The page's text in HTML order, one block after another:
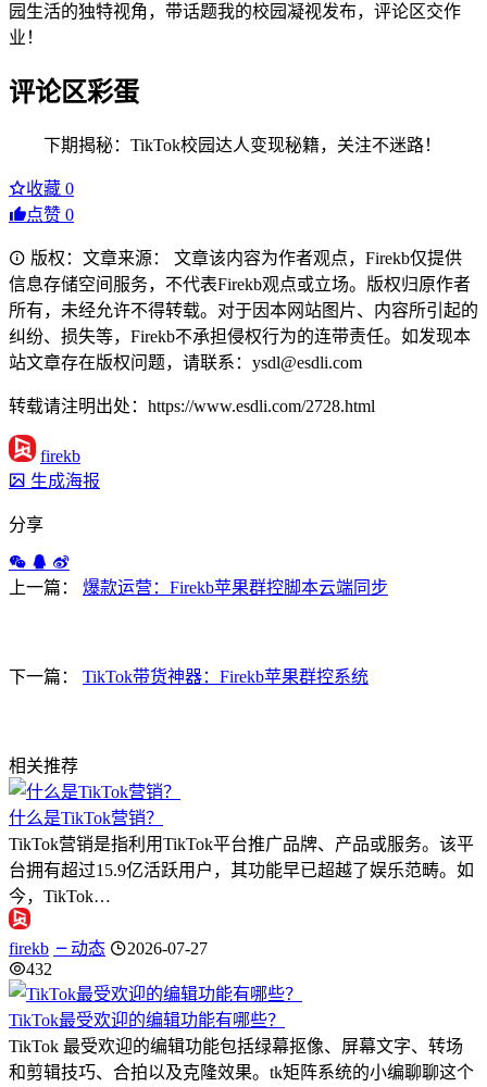
园生活的独特视角，带话题我的校园凝视发布，评论区交作
业！
评论区彩蛋
下期揭秘：TikTok校园达人变现秘籍，关注不迷路！
收藏 0
点赞 0
版权：文章来源： 文章该内容为作者观点，Firekb仅提供
信息存储空间服务，不代表Firekb观点或立场。版权归原作者
所有，未经允许不得转载。对于因本网站图片、内容所引起的
纠纷、损失等，Firekb不承担侵权行为的连带责任。如发现本
站文章存在版权问题，请联系：ysdl@esdli.com
转载请注明出处：https://www.esdli.com/2728.html
firekb
生成海报
分享
上一篇： 爆款运营：Firekb苹果群控脚本云端同步
下一篇： TikTok带货神器：Firekb苹果群控系统
相关推荐
什么是TikTok营销？
TikTok营销是指利用TikTok平台推广品牌、产品或服务。该平
台拥有超过15.9亿活跃用户，其功能早已超越了娱乐范畴。如
今，TikTok…
firekb 动态
2026-07-27
432
TikTok最受欢迎的编辑功能有哪些？
TikTok 最受欢迎的编辑功能包括绿幕抠像、屏幕文字、转场
和剪辑技巧、合拍以及克隆效果。tk矩阵系统的小编聊聊这个